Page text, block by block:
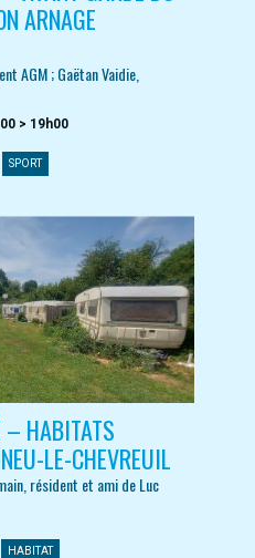
ARNAGE
AGM ; Gaëtan Vaidie,
> 19h00
SPORT
– HABITATS
LE-CHEVREUIL
résident et ami de Luc
HABITAT